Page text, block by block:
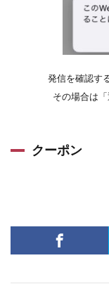
発信を確認す
その場合は
クーポン